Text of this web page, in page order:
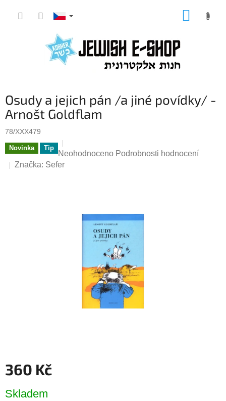
Osudy a jejich pán /a jiné povídky/ -
Arnošt Goldflam
78/XXX479
Novinka Tip
Průměrné
hodnocení
hvězdiček.
Neohodnoceno Podrobnosti hodnocení
Značka: Sefer
360 Kč
cena:
Skladem